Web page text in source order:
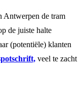
Antwerpen de tram
de juiste halte
(potentiële) klanten
veel te zacht